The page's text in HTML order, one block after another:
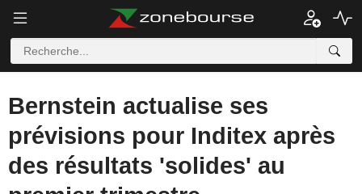
Bernstein actualise ses
prévisions pour Inditex après
des résultats 'solides' au